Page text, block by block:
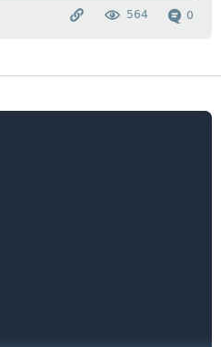
0
564